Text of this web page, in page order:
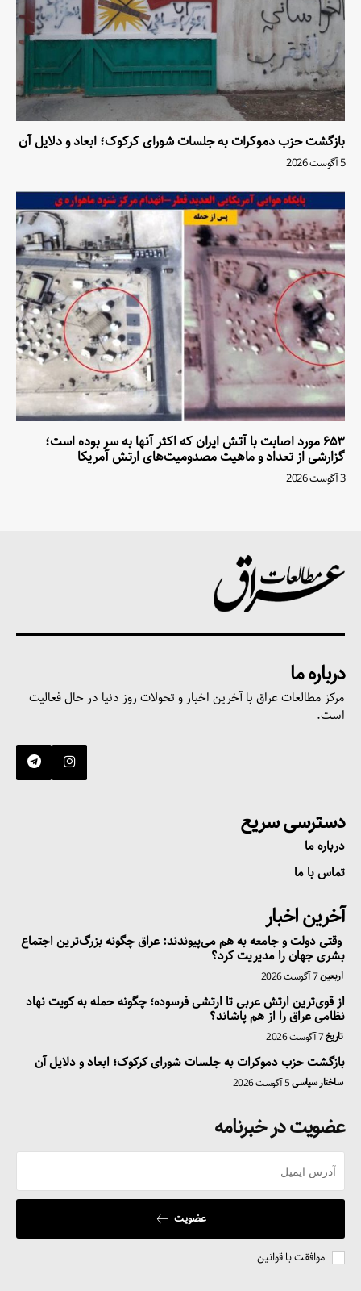
بازگشت حزب دموکرات به جلسات شورای کرکوک؛ ابعاد و دلایل آن
5 آگوست 2026
۶۵۳ مورد اصابت با آتش ایران که اکثر آنها به سر بوده است؛
گزارشی از تعداد و ماهیت مصدومیت‌های ارتش آمریکا
3 آگوست 2026
درباره ما
مرکز مطالعات عراق با آخرین اخبار و تحولات روز دنیا در حال فعالیت
است.
دسترسی سریع
درباره ما
تماس با ما
آخرین اخبار
وقتی دولت و جامعه به هم می‌پیوندند: عراق چگونه بزرگ‌ترین اجتماع
بشری جهان را مدیریت کرد؟
اربعین7 آگوست 2026
از قوی‌ترین ارتش عربی تا ارتشی فرسوده؛ چگونه حمله به کویت نهاد
نظامی عراق را از هم پاشاند؟
تاریخ7 آگوست 2026
بازگشت حزب دموکرات به جلسات شورای کرکوک؛ ابعاد و دلایل آن
ساختار سیاسی5 آگوست 2026
عضویت در خبرنامه
عضویت
موافقت با قوانین